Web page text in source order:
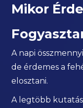
Mikor
A napi
de érdemes a
elosztani.
A legtöbb